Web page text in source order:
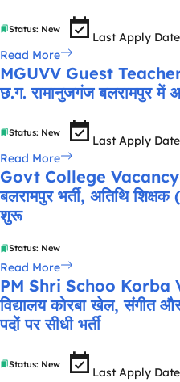
Status: New
Last Apply
Read More
MGUVV Guest
छ.ग. रामानुजगंज बलरामपुर में
Status: New
Last Apply
Read More
Govt College Vacancy
बलरामपुर भर्ती, अतिथि
शुरू
Status: New
Read More
PM Shri Schoo Korba
विद्यालय कोरबा खेल, संगीत
पदों पर सीधी भर्ती
Status: New
Last Apply